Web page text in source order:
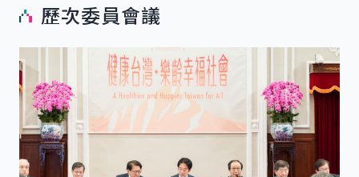
歷次委員會議
詳細內容